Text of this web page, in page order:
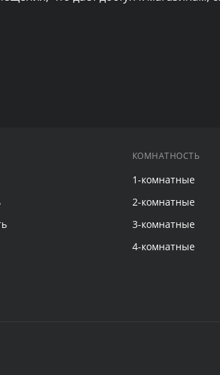
КОМНАТНОСТЬ
1-комнатные
2-комнатные
3-комнатные
4-комнатные